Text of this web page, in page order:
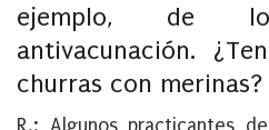
ejemplo, de
antivacunación.
churras con merinas?